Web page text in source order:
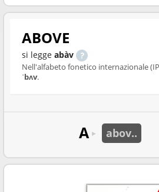
ABOVE
si legge abàv
Nell'alfabeto fonetico internazionale
ˈbʌv.
A ► abov..